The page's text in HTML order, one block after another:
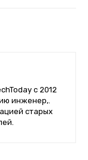
с 2012
инженер,.
старых